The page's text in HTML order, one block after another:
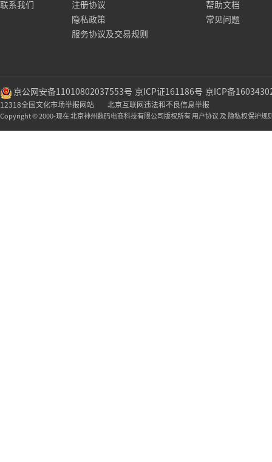
联系我们
注册协议
隐私政策
服务协议及交易规则
帮助文档
常见问题
京公网安备11010802037553号 京ICP证161186号 京ICP备
12318全国文化市场举报网站 北京互联网违法和不良信息举报
Copyright © 2000-现在 北京神州数码电商科技有限公司版权所有 用户协议 及 隐私权保护规